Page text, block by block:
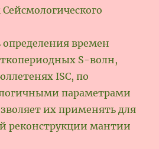
определения времен
S-волн,
ISC, по
параметрами
их применять для
реконструкции мантии